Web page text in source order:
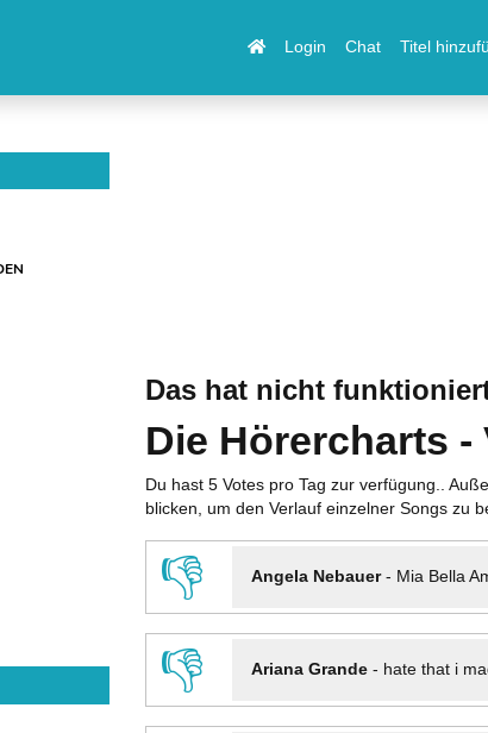
Login Chat Titel
Das hat nicht
Die Hörercharts -
Du hast 5 Votes pro Tag zur verfügung..
blicken, um den Verlauf einzelner Songs zu
👎 Angela Nebauer- Mia Bella
👎
Ariana Grande- hate that i